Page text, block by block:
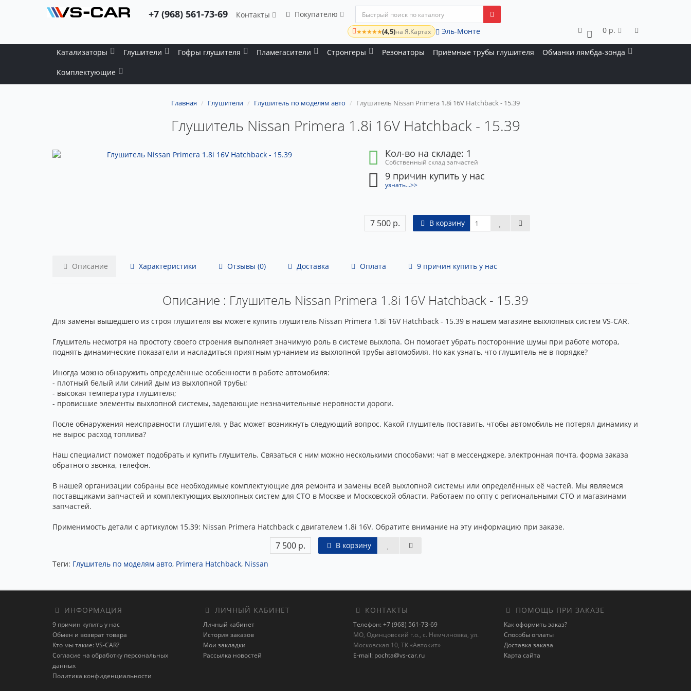
+7 (968) 561-73-69 Контакты Покупателю
★★★★★(4,5)на Я.Картах Эль-Монте 0 0 р.
Катализаторы Глушители Гофры глушителя Пламегасители Стронгеры Резонаторы Приёмные трубы глушителя Обманки лямбда-зонда
Комплектующие
Главная Глушители Глушитель по моделям авто Глушитель Nissan Primera 1.8i 16V Hatchback - 15.39
Глушитель Nissan Primera 1.8i 16V Hatchback - 15.39
Кол-во на складе: 1
Собственный склад запчастей
9 причин купить у нас
узнать...>>
7 500 р. В корзину
Описание Характеристики Отзывы (0) Доставка Оплата 9 причин купить у нас
Описание : Глушитель Nissan Primera 1.8i 16V Hatchback - 15.39
Для замены вышедшего из строя глушителя вы можете купить глушитель Nissan Primera 1.8i 16V Hatchback - 15.39 в нашем магазине выхлопных систем VS-CAR.
Глушитель несмотря на простоту своего строения выполняет значимую роль в системе выхлопа. Он помогает убрать посторонние шумы при работе мотора,
поднять динамические показатели и насладиться приятным урчанием из выхлопной трубы автомобиля. Но как узнать, что глушитель не в порядке?
Иногда можно обнаружить определённые особенности в работе автомобиля:
- плотный белый или синий дым из выхлопной трубы;
- высокая температура глушителя;
- провисшие элементы выхлопной системы, задевающие незначительные неровности дороги.
После обнаружения неисправности глушителя, у Вас может возникнуть следующий вопрос. Какой глушитель поставить, чтобы автомобиль не потерял динамику и
не вырос расход топлива?
Наш специалист поможет подобрать и купить глушитель. Связаться с ним можно несколькими способами: чат в мессенджере, электронная почта, форма заказа
обратного звонка, телефон.
В нашей организации собраны все необходимые комплектующие для ремонта и замены всей выхлопной системы или определённых её частей. Мы являемся
поставщиками запчастей и комплектующих выхлопных систем для СТО в Москве и Московской области. Работаем по опту с региональными СТО и магазинами
запчастей.
Применимость детали с артикулом 15.39: Nissan Primera Hatchback с двигателем 1.8i 16V. Обратите внимание на эту информацию при заказе.
7 500 р.
В корзину
Теги: Глушитель по моделям авто, Primera Hatchback, Nissan
ИНФОРМАЦИЯ
9 причин купить у нас
Обмен и возврат товара
Кто мы такие: VS-CAR?
Согласие на обработку персональных
данных
Политика конфиденциальности
ЛИЧНЫЙ КАБИНЕТ
Личный кабинет
История заказов
Мои закладки
Рассылка новостей
КОНТАКТЫ
Телефон: +7 (968) 561-73-69
МО, Одинцовский г.о., с. Немчиновка, ул.
Московская 10, ТК «Автокит»
E-mail: pochta@vs-car.ru
ПОМОЩЬ ПРИ ЗАКАЗЕ
Как оформить заказ?
Способы оплаты
Доставка заказа
Карта сайта